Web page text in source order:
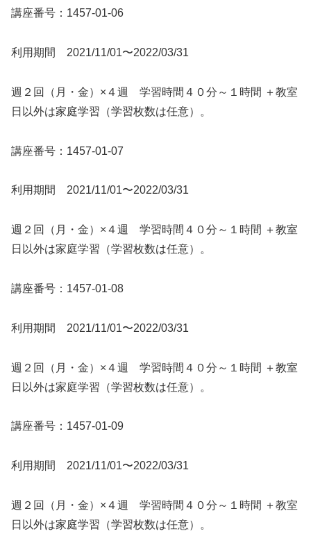
講座番号：1457-01-06
利用期間 2021/11/01〜2022/03/31
週２回（月・金）×４週 学習時間４０分～１時間 ＋教室
日以外は家庭学習（学習枚数は任意）。
講座番号：1457-01-07
利用期間 2021/11/01〜2022/03/31
週２回（月・金）×４週 学習時間４０分～１時間 ＋教室
日以外は家庭学習（学習枚数は任意）。
講座番号：1457-01-08
利用期間 2021/11/01〜2022/03/31
週２回（月・金）×４週 学習時間４０分～１時間 ＋教室
日以外は家庭学習（学習枚数は任意）。
講座番号：1457-01-09
利用期間 2021/11/01〜2022/03/31
週２回（月・金）×４週 学習時間４０分～１時間 ＋教室
日以外は家庭学習（学習枚数は任意）。